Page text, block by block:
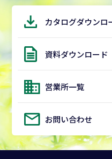
カタログダウンロ
資料ダウンロード
営業所一覧
お問い合わせ